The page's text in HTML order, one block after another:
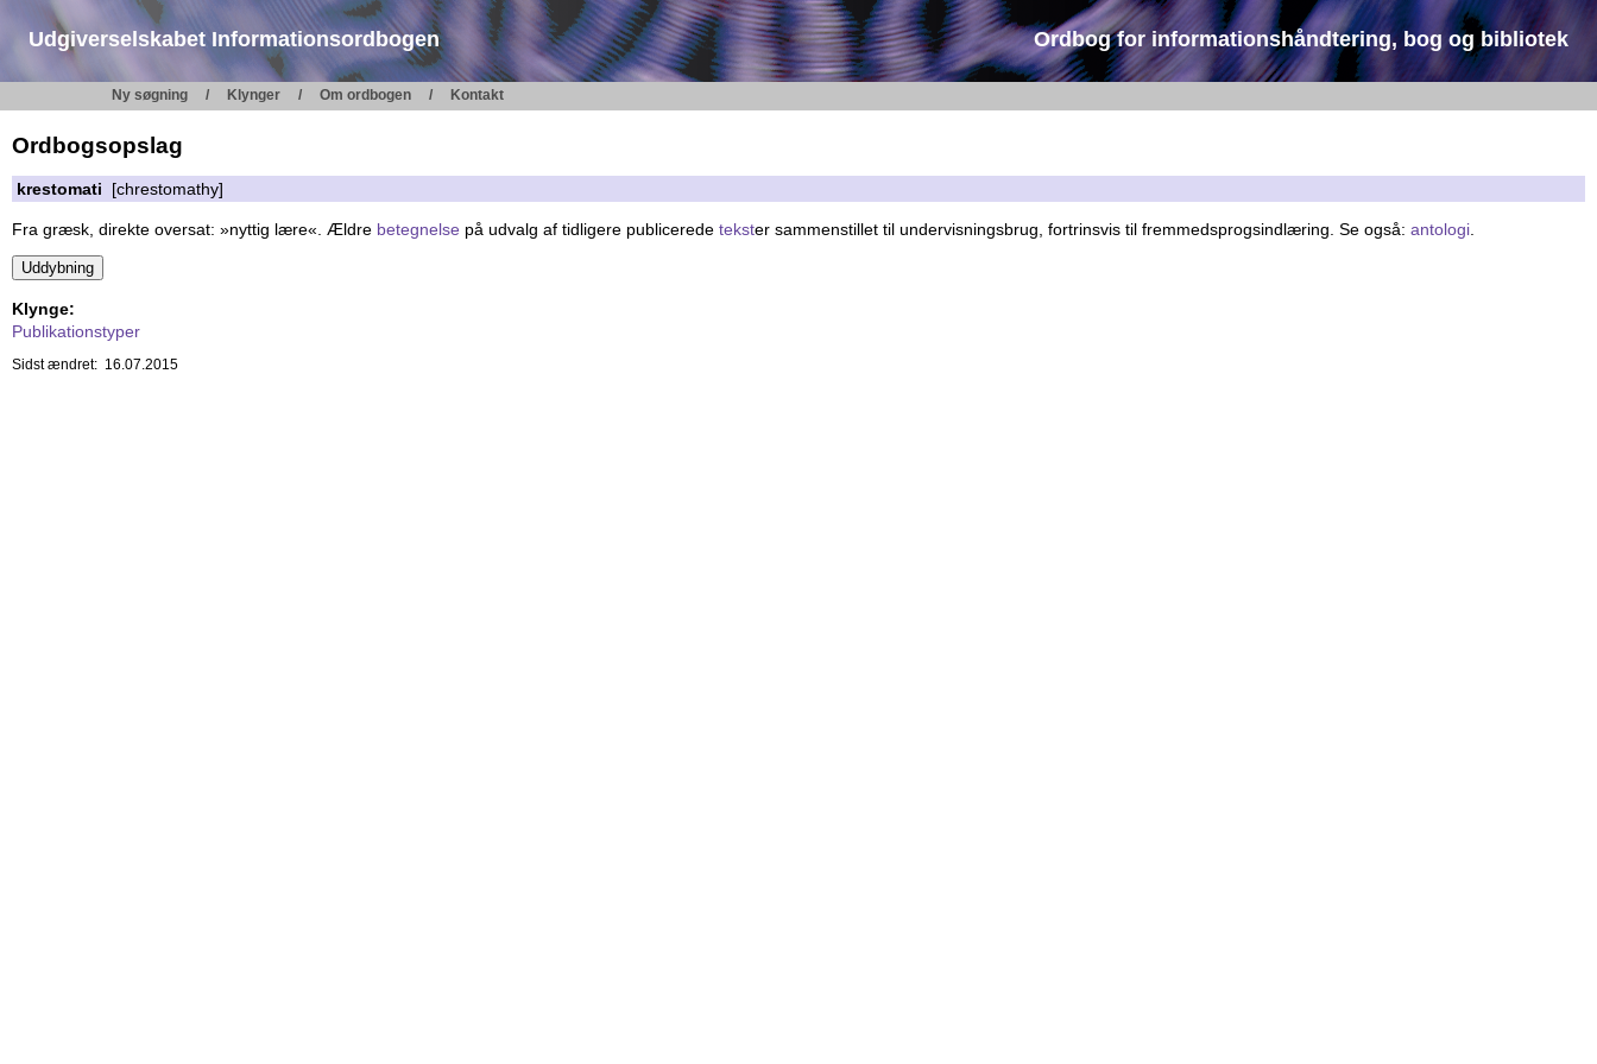
Udgiverselskabet Informationsordbogen Ordbog for informationshåndtering, bog og bibliotek
Ny søgning Klynger Om ordbogen Kontakt
Ordbogsopslag
krestomati [chrestomathy]
Fra græsk, direkte oversat: »nyttig lære«. Ældre betegnelse på udvalg af tidligere publicerede tekster sammenstillet til undervisningsbrug, fortrinsvis til fremmedsprogsindlæring. Se også: antologi
Klynge:
Publikationstyper
Sidst ændret: 16.07.2015